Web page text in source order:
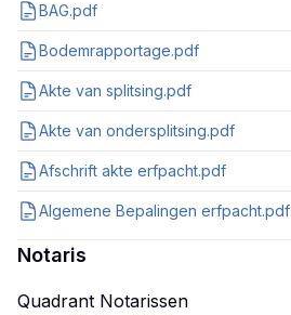
BAG.pdf
Bodemrapportage.pdf
Akte van splitsing.pdf
Akte van ondersplitsing.pdf
Afschrift akte erfpacht.pdf
Algemene Bepalingen erfpacht.pdf
Notaris
Quadrant Notarissen